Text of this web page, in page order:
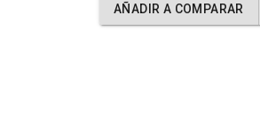
AÑADIR A COMPARAR